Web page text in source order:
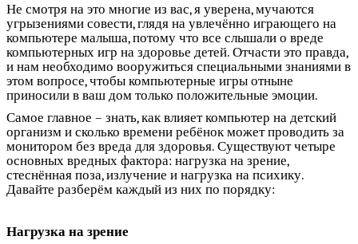
Не смотря на это многие из вас, я уверена, мучаются
угрызениями совести, глядя на увлечённо играющего на
компьютере малыша, потому что все слышали о вреде
компьютерных игр на здоровье детей. Отчасти это правда,
и нам необходимо вооружиться специальными знаниями в
этом вопросе, чтобы компьютерные игры отныне
приносили в ваш дом только положительные эмоции.
Самое главное – знать, как влияет компьютер на детский
организм и сколько времени ребёнок может проводить за
монитором без вреда для здоровья. Существуют четыре
основных вредных фактора: нагрузка на зрение,
стеснённая поза, излучение и нагрузка на психику.
Давайте разберём каждый из них по порядку:
Нагрузка на зрение